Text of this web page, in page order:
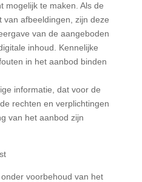
mogelijk te maken. Als de
afbeeldingen, zijn deze
van de aangeboden
inhoud. Kennelijke
in het aanbod binden
informatie, dat voor de
rechten en verplichtingen
van het aanbod zijn
voorbehoud van het